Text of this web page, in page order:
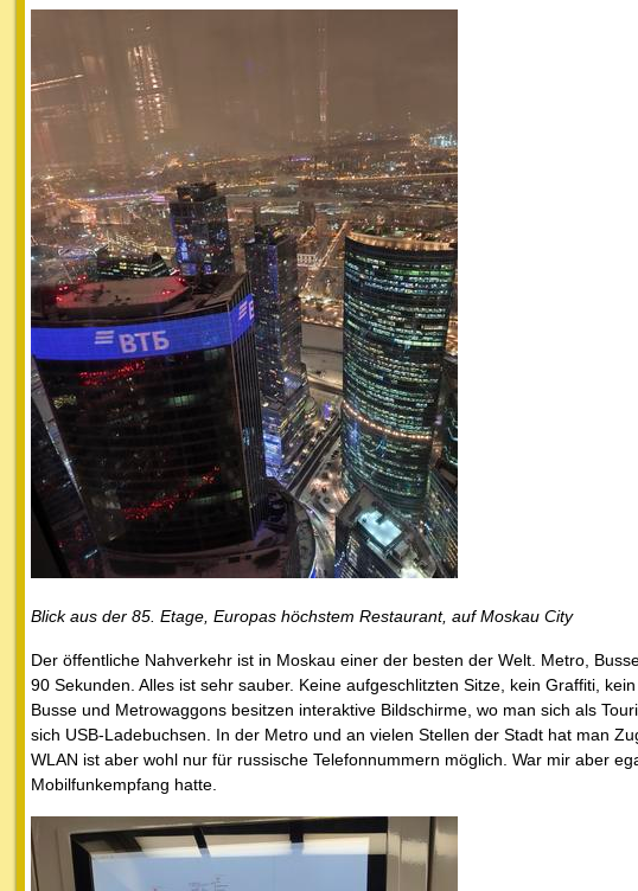
Blick aus der 85. Etage, Europas höchstem Restaurant, auf Moskau City
Der öffentliche Nahverkehr ist in Moskau einer der besten der Welt. Metro,
90 Sekunden. Alles ist sehr sauber. Keine aufgeschlitzten Sitze, kein Graffiti,
Busse und Metrowaggons besitzen interaktive Bildschirme, wo man sich als
sich USB-Ladebuchsen. In der Metro und an vielen Stellen der Stadt hat man
WLAN ist aber wohl nur für russische Telefonnummern möglich. War mir aber
Mobilfunkempfang hatte.